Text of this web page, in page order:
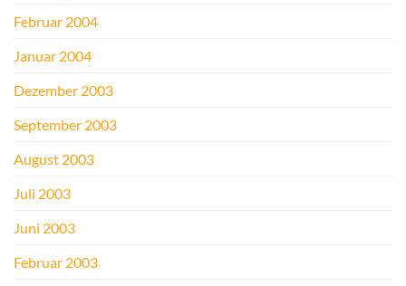
Februar 2004
Januar 2004
Dezember 2003
September 2003
August 2003
Juli 2003
Juni 2003
Februar 2003